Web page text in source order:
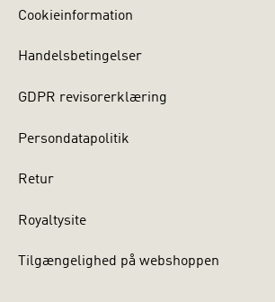
Cookieinformation
Handelsbetingelser
GDPR revisorerklæring
Persondatapolitik
Retur
Royaltysite
Tilgængelighed på webshoppen